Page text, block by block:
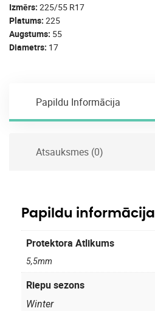
Izmērs 225/55 R17
Platums 225
Augstums 55
Diametrs 17
Papildu Informācija
Atsauksmes (0)
Papildu informācija
Protektora Atlikums
5,5mm
Riepu sezons
Winter